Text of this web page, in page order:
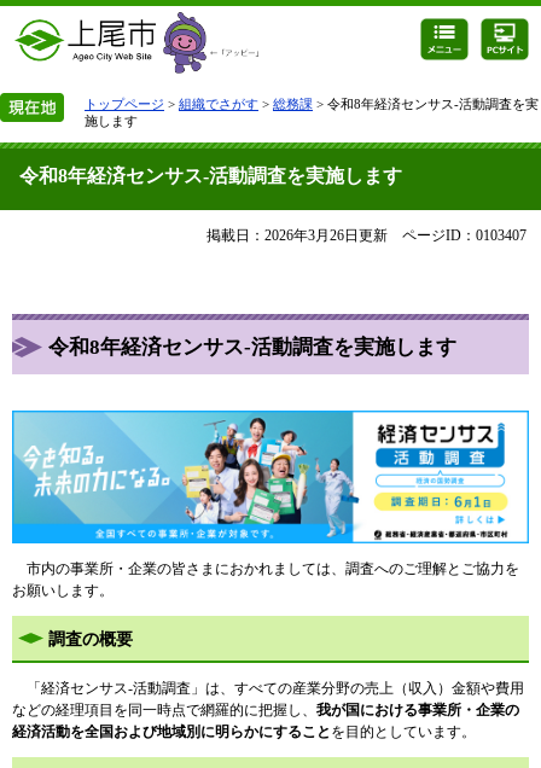
トップページ > 組織でさがす > 総務課 > 令和8年経済センサス-活動調査を実
施します
令和8年経済センサス-活動調査を実施します
掲載日：2026年3月26日更新 ページID：0103407
令和8年経済センサス-活動調査を実施します
市内の事業所・企業の皆さまにおかれましては、調査へのご理解とご協力を
お願いします。
調査の概要
「経済センサス-活動調査」は、すべての産業分野の売上（収入）金額や費用
などの経理項目を同一時点で網羅的に把握し、 我が国における事業所・企業の
経済活動を全国および地域別に明らかにすること を目的としています。